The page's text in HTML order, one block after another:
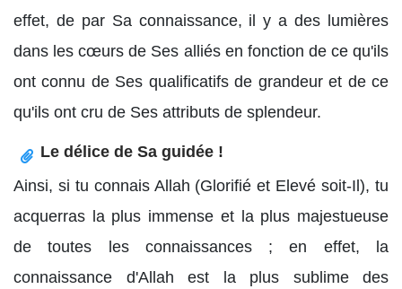
effet, de par Sa connaissance, il y a des lumières
dans les cœurs de Ses alliés en fonction de ce qu'ils
ont connu de Ses qualificatifs de grandeur et de ce
qu'ils ont cru de Ses attributs de splendeur.
Le délice de Sa guidée !
Ainsi, si tu connais Allah (Glorifié et Elevé soit-Il), tu
acquerras la plus immense et la plus majestueuse
de toutes les connaissances ; en effet, la
connaissance d'Allah est la plus sublime des